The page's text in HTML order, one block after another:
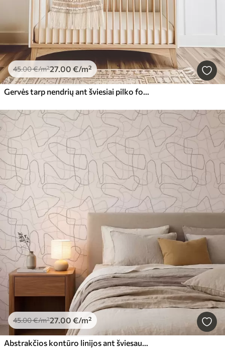
45.00€/m²27.00 €/m²
Gervės tarp nendrių ant šviesiai pilko fono
45.00€/m²27.00 €/m²
Abstrakčios kontūro linijos ant šviesaus fono